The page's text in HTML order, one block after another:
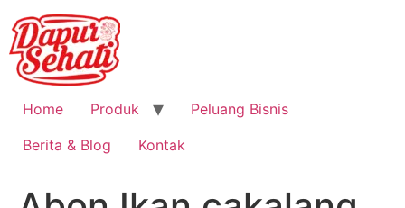
Home Produk
Peluang Bisnis
Berita & Blog
Kontak